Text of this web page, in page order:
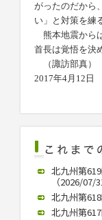
がったのだから
い」と対策を練
熊本地震から
首長は覚悟を決
（諏訪部真）
2017年4月12日
北九州第
（2026/07/
北九州第
北九州第